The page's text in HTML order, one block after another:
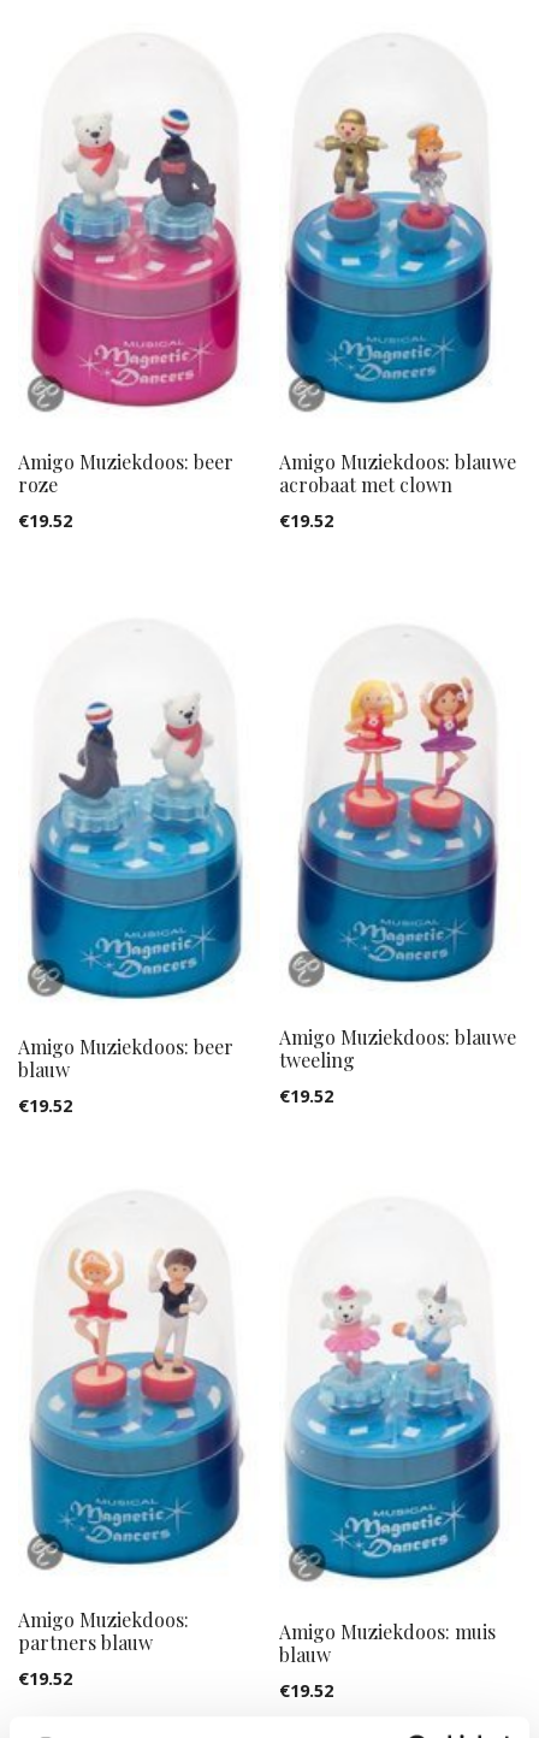
Amigo Muziekdoos: beer
roze
€19.52
Amigo Muziekdoos: blauwe
acrobaat met clown
€19.52
Amigo Muziekdoos: beer
blauw
€19.52
Amigo Muziekdoos: blauwe
tweeling
€19.52
Amigo Muziekdoos:
partners blauw
€19.52
Amigo Muziekdoos: muis
blauw
€19.52